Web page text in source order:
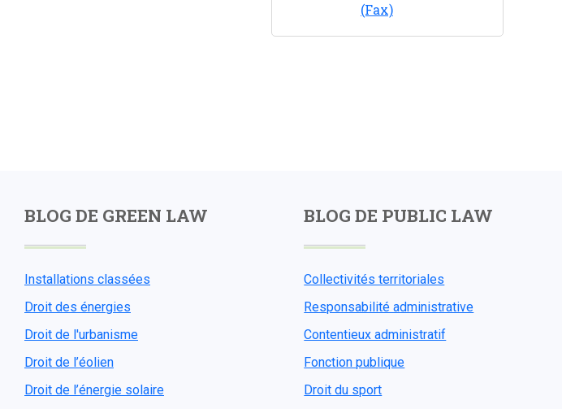
(Fax)
BLOG DE GREEN LAW
Installations classées
Droit des énergies
Droit de l'urbanisme
Droit de l’éolien
Droit de l’énergie solaire
BLOG DE PUBLIC LAW
Collectivités territoriales
Responsabilité administrative
Contentieux administratif
Fonction publique
Droit du sport